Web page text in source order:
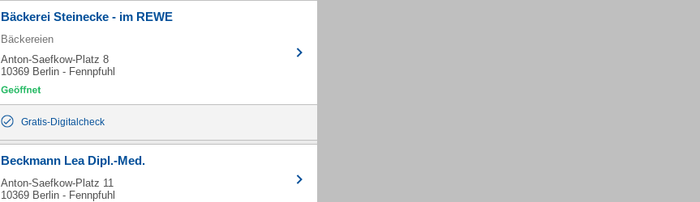
Bäckerei Steinecke - im REWE
Bäckereien
Anton-Saefkow-Platz 8
10369 Berlin - Fennpfuhl
Gratis-Digitalcheck
Beckmann Lea Dipl.-Med.
Anton-Saefkow-Platz 11
10369 Berlin - Fennpfuhl